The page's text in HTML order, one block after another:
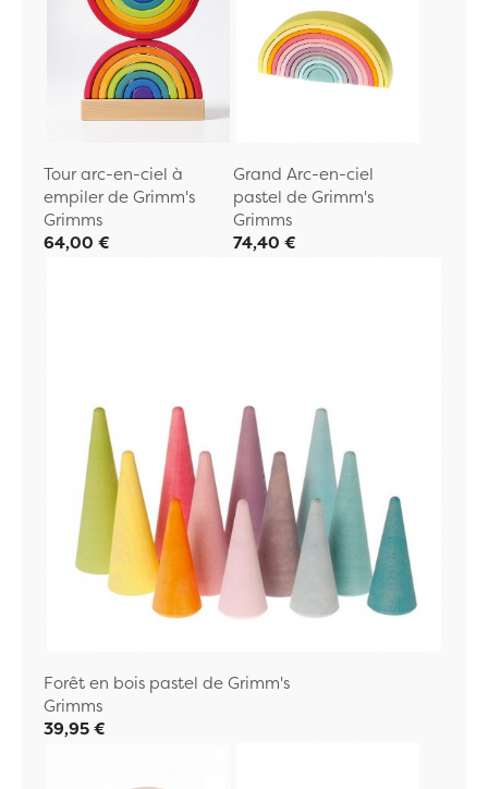
Tour arc-en-ciel à
empiler de Grimm's
Grimms
64,00 €
Grand Arc-en-ciel
pastel de Grimm's
Grimms
74,40 €
Forêt en bois pastel de Grimm's
Grimms
39,95 €